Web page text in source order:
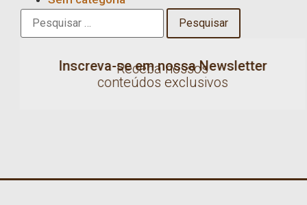
Inscreva-se em nossa Newsletter
Receba nossos
conteúdos exclusivos